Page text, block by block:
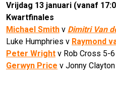
Vrijdag 13 januari (vanaf
Kwartfinales
Michael Smith v Dimitri Van
Luke Humphries v Raymond
Peter Wright v Rob Cross 5-6
Gerwyn Price v Jonny